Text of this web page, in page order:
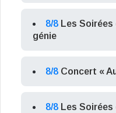
8/8 Les Soirées
génie
8/8 Concert «
8/8 Les Soirées